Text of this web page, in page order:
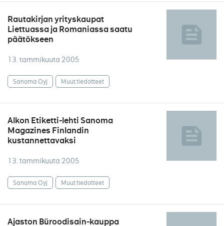
Rautakirjan yrityskaupat
Liettuassa ja Romaniassa saatu
päätökseen
13. tammikuuta 2005
Sanoma Oyj Muut tiedotteet
Alkon Etiketti-lehti Sanoma
Magazines Finlandin
kustannettavaksi
13. tammikuuta 2005
Sanoma Oyj Muut tiedotteet
Ajaston Büroodisain-kauppa